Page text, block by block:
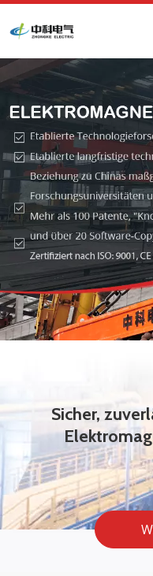
Sicher,